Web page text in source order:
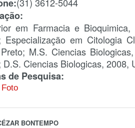
em Farmacia e
Especialização em Citologia
M.S. Ciencias
D.S. Ciencias Biologicas,
de Pesquisa:
BONTEMPO